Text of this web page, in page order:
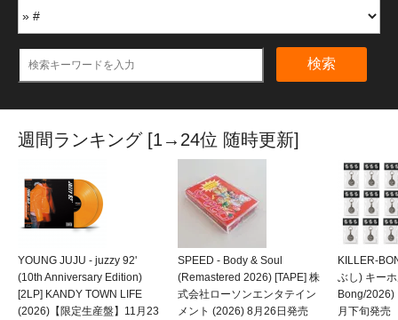
検索
週間ランキング [1→24位 随時更新]
YOUNG JUJU - juzzy 92'
(10th Anniversary Edition)
[2LP] KANDY TOWN LIFE
(2026)【限定生産盤】11月23
SPEED - Body & Soul
(Remastered 2026) [TAPE] 株
式会社ローソンエンタテイン
メント (2026) 8月26日発売
KILLER-
ぶし) キー
Bong/2026)
月下旬発売